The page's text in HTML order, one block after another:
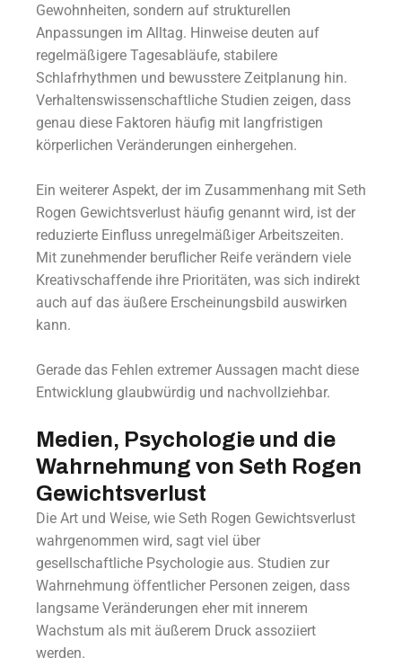
Gewohnheiten, sondern auf strukturellen
Anpassungen im Alltag. Hinweise deuten auf
regelmäßigere Tagesabläufe, stabilere
Schlafrhythmen und bewusstere Zeitplanung hin.
Verhaltenswissenschaftliche Studien zeigen, dass
genau diese Faktoren häufig mit langfristigen
körperlichen Veränderungen einhergehen.
Ein weiterer Aspekt, der im Zusammenhang mit Seth
Rogen Gewichtsverlust häufig genannt wird, ist der
reduzierte Einfluss unregelmäßiger Arbeitszeiten.
Mit zunehmender beruflicher Reife verändern viele
Kreativschaffende ihre Prioritäten, was sich indirekt
auch auf das äußere Erscheinungsbild auswirken
kann.
Gerade das Fehlen extremer Aussagen macht diese
Entwicklung glaubwürdig und nachvollziehbar.
Medien, Psychologie und die
Wahrnehmung von Seth Rogen
Gewichtsverlust
Die Art und Weise, wie Seth Rogen Gewichtsverlust
wahrgenommen wird, sagt viel über
gesellschaftliche Psychologie aus. Studien zur
Wahrnehmung öffentlicher Personen zeigen, dass
langsame Veränderungen eher mit innerem
Wachstum als mit äußerem Druck assoziiert
werden.